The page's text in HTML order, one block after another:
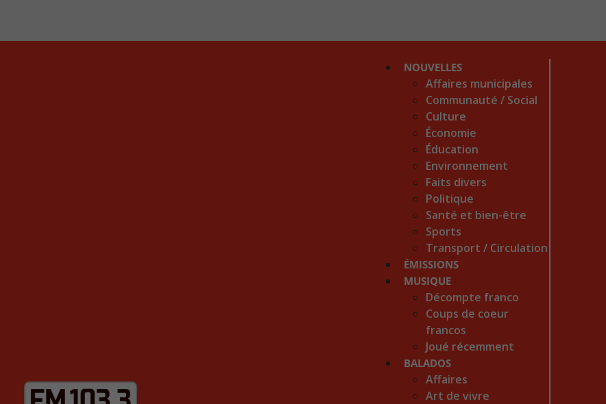
NOUVELLES
Affaires municipales
Communauté / Social
Culture
Économie
Éducation
Environnement
Faits divers
Politique
Santé et bien-être
Sports
Transport / Circulation
ÉMISSIONS
MUSIQUE
Décompte franco
Coups de coeur
francos
Joué récemment
BALADOS
Affaires
Art de vivre